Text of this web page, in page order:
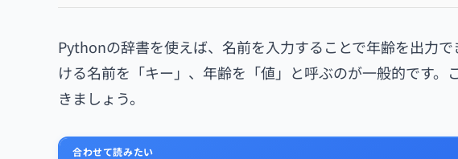
Pythonの辞書を使えば、名前を入力することで年齢を出力
ける名前を「キー」、年齢を「値」と呼ぶのが一般的です
きましょう。
合わせて読みたい